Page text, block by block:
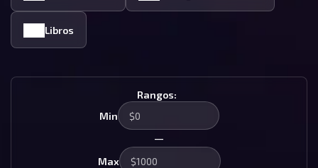
Libros
Rangos:
Min
—
Max